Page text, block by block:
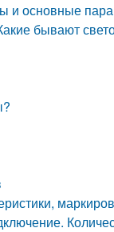
и основные
бывают